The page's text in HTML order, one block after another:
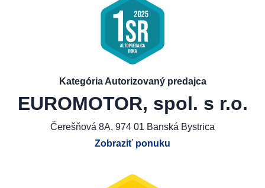
Kategória Autorizovaný predajca
EUROMOTOR, spol. s r.o.
Čerešňová 8A, 974 01 Banská Bystrica
Zobraziť ponuku